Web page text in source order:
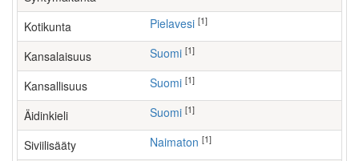
Kotikunta Pielavesi [1]
Kansalaisuus Suomi [1]
Kansallisuus Suomi [1]
Äidinkieli Suomi [1]
Siviilisääty Naimaton [1]